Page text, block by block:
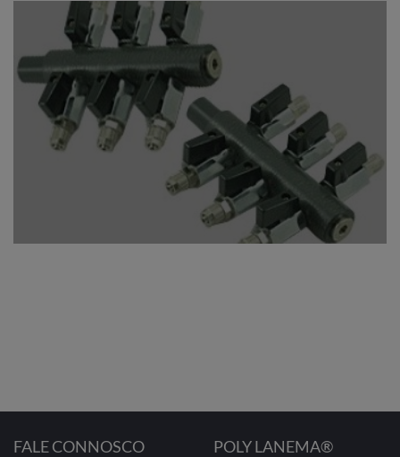
FALE CONNOSCO POLY LANEMA®